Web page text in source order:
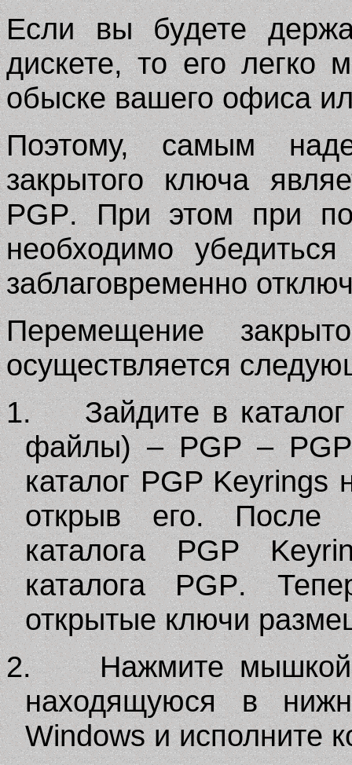
Если вы будете
дискете, то его легко
обыске вашего офиса
Поэтому, самым
закрытого ключа
PGP. При этом при
необходимо
заблаговременно
Перемещение
осуществляется
1.
Зайдите в
файлы) –PGP–PGP
каталогPGP Keyrings
открыв его. После
каталогаPGP
каталогаPGP.
открытые ключи
2.
Нажмите
находящуюся в
Windowsи исполните